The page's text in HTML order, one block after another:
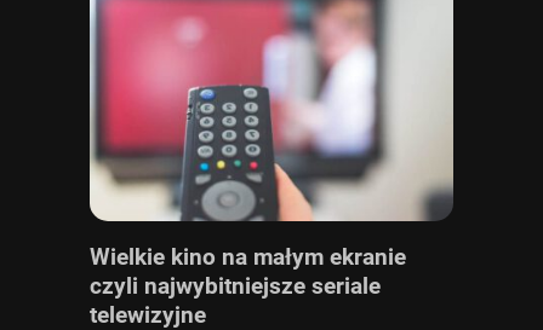
Wielkie kino na małym ekranie
czyli najwybitniejsze seriale
telewizyjne